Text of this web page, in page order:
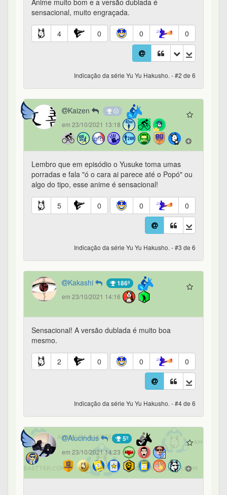
Anime muito bom e a versão dublada é
sensacional, muito engraçada.
4 0 0 0
Indicação da série Yu Yu Hakusho. - #2 de 6
Kaizen
em 23/10/2021 13:18
Lembro que em episódio o Yusuke toma umas
porradas e fala "ó o cara ai parece até o Popó" ou
algo do tipo, esse anime é sensacional!
5 0 0 0
Indicação da série Yu Yu Hakusho. - #3 de 6
Kakashi 186º
em 23/10/2021 14:16
Sensacional! A versão dublada é muito boa
mesmo.
2 0 0 0
Indicação da série Yu Yu Hakusho. - #4 de 6
Alucindus 5º
em 23/10/2021 14:23